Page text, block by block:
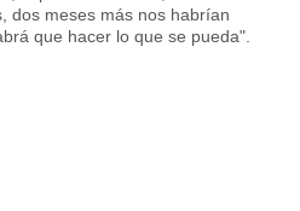
dos meses más nos habrían
que hacer lo que se pueda".